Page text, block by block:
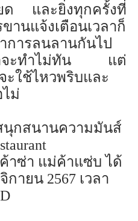
ด และยิ่งทุกครั้งที่
ขานแจ้งเตือนเวลาก็
การลนลานกันไป
จะทำไม่ทันแต่
ะใช้ไหวพริบและ
ม่
กสนานความมันส์
าซ่า แม่ค้าแซ่บ ได้
ายน 2567 เวลา